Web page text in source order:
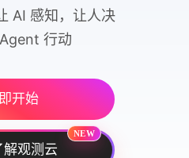
AI 感知，让人决
行动
开始
解观测云
NEW